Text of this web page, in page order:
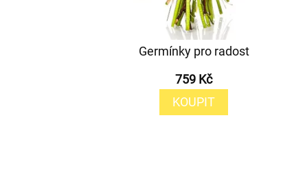
Germínky pro radost
759 Kč
KOUPIT